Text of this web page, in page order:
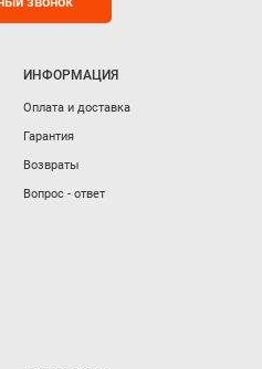
ИНФОРМАЦИЯ
Оплата и доставка
Гарантия
Возвраты
Вопрос - ответ